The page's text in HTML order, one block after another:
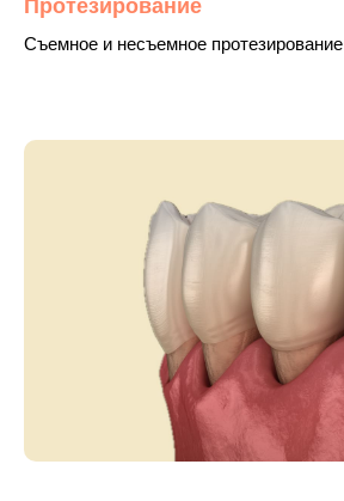
Протезирование
Съемное и несъемное протезирование
Лицензия клиники